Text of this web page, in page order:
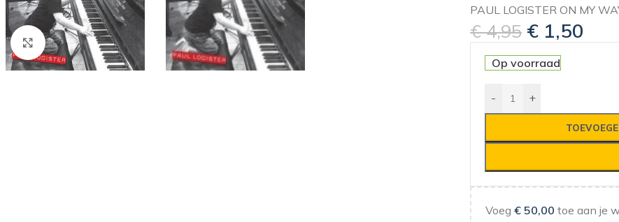
Klik om te vergroten
PAUL LOGISTER ON MY
€4,95 € 1,50
Op voorraad
- +
Voeg € 50,00 toe aan je